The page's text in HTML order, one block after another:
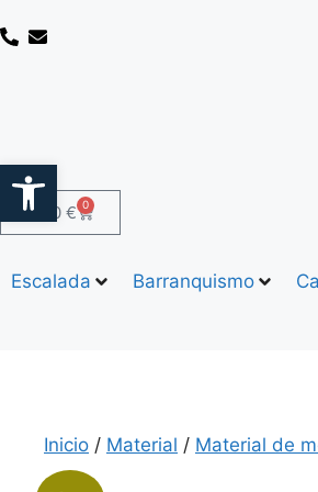
0,00 € 0
Escalada Barranquismo
Inicio / Material / Material de
Abrir barra de herramientas